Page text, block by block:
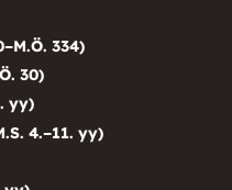
334)
30)
yy)
4.–11. yy)